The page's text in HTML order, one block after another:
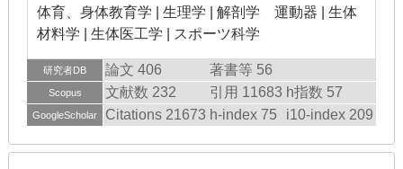
体育、身体教育学 | 生理学 | 解剖学 運動器 | 生体
材料学 | 生体医工学 | スポーツ科学
研究者DB 論文 406 著書等 56
Scopus 文献数 232 引用 11683 h指数 57
GoogleScholar Citations 21673 h-index 75 i10-index 209